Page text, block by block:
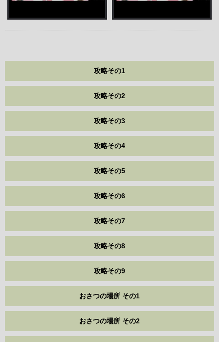
攻略その1
攻略その2
攻略その3
攻略その4
攻略その5
攻略その6
攻略その7
攻略その8
攻略その9
おさつの場所 その1
おさつの場所 その2